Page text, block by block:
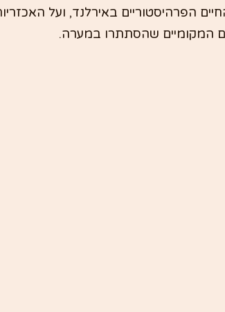
הפרהיסטוריים באירלנד, ועל
המקומיים שהסתתרו במערה.